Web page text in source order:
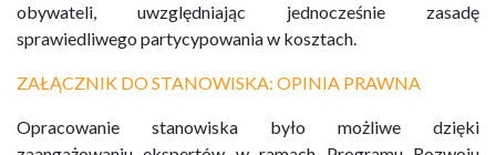
obywateli, uwzględniając jednocześnie zasadę
sprawiedliwego partycypowania w kosztach.
ZAŁĄCZNIK DO STANOWISKA: OPINIA PRAWNA
Opracowanie stanowiska było możliwe dzięki